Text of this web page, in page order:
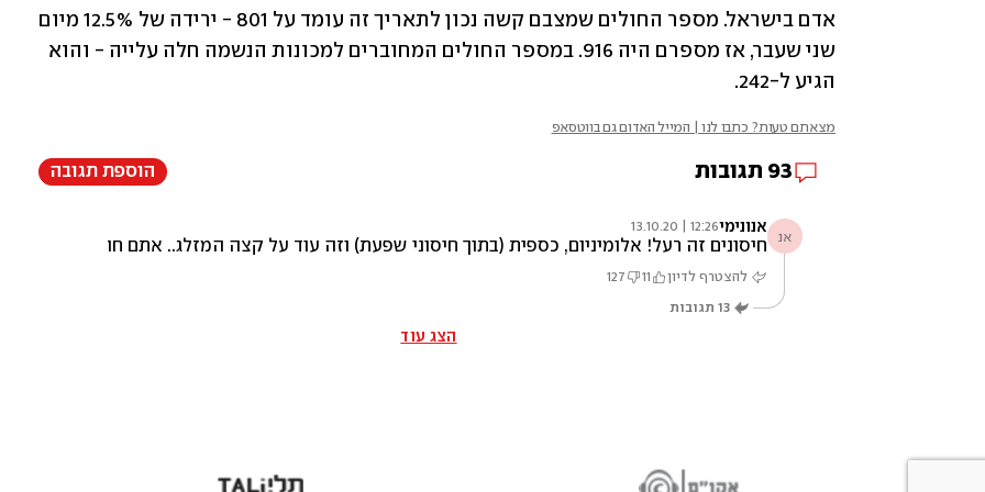
הגיע ל-242.
מצאתם טעות? כתבו לנו | המייל האדום גם בווטסאפ
93 תגובות הוספת תגובה
אנ אנונימי12:26 | 13.10.20
חיסונים זה רעל! אלומיניום, כספית (בתוך חיסוני שפעת) וזה עוד על קצה המזלג.. אתם חושבים
להצטרף לדיון 11
127
13 תגובות
הצג עוד